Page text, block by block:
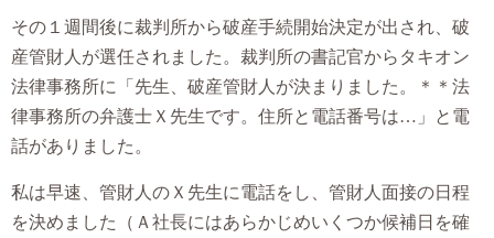
その１週間後に裁判所から破産手続開始決定が出され、破
産管財人が選任されました。裁判所の書記官からタキオン
法律事務所に「先生、破産管財人が決まりました。＊＊法
律事務所の弁護士Ｘ先生です。住所と電話番号は…」と電
話がありました。
私は早速、管財人のＸ先生に電話をし、管財人面接の日程
を決めました（Ａ社長にはあらかじめいくつか候補日を確